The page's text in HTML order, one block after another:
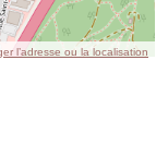
l’adresse ou la localisation